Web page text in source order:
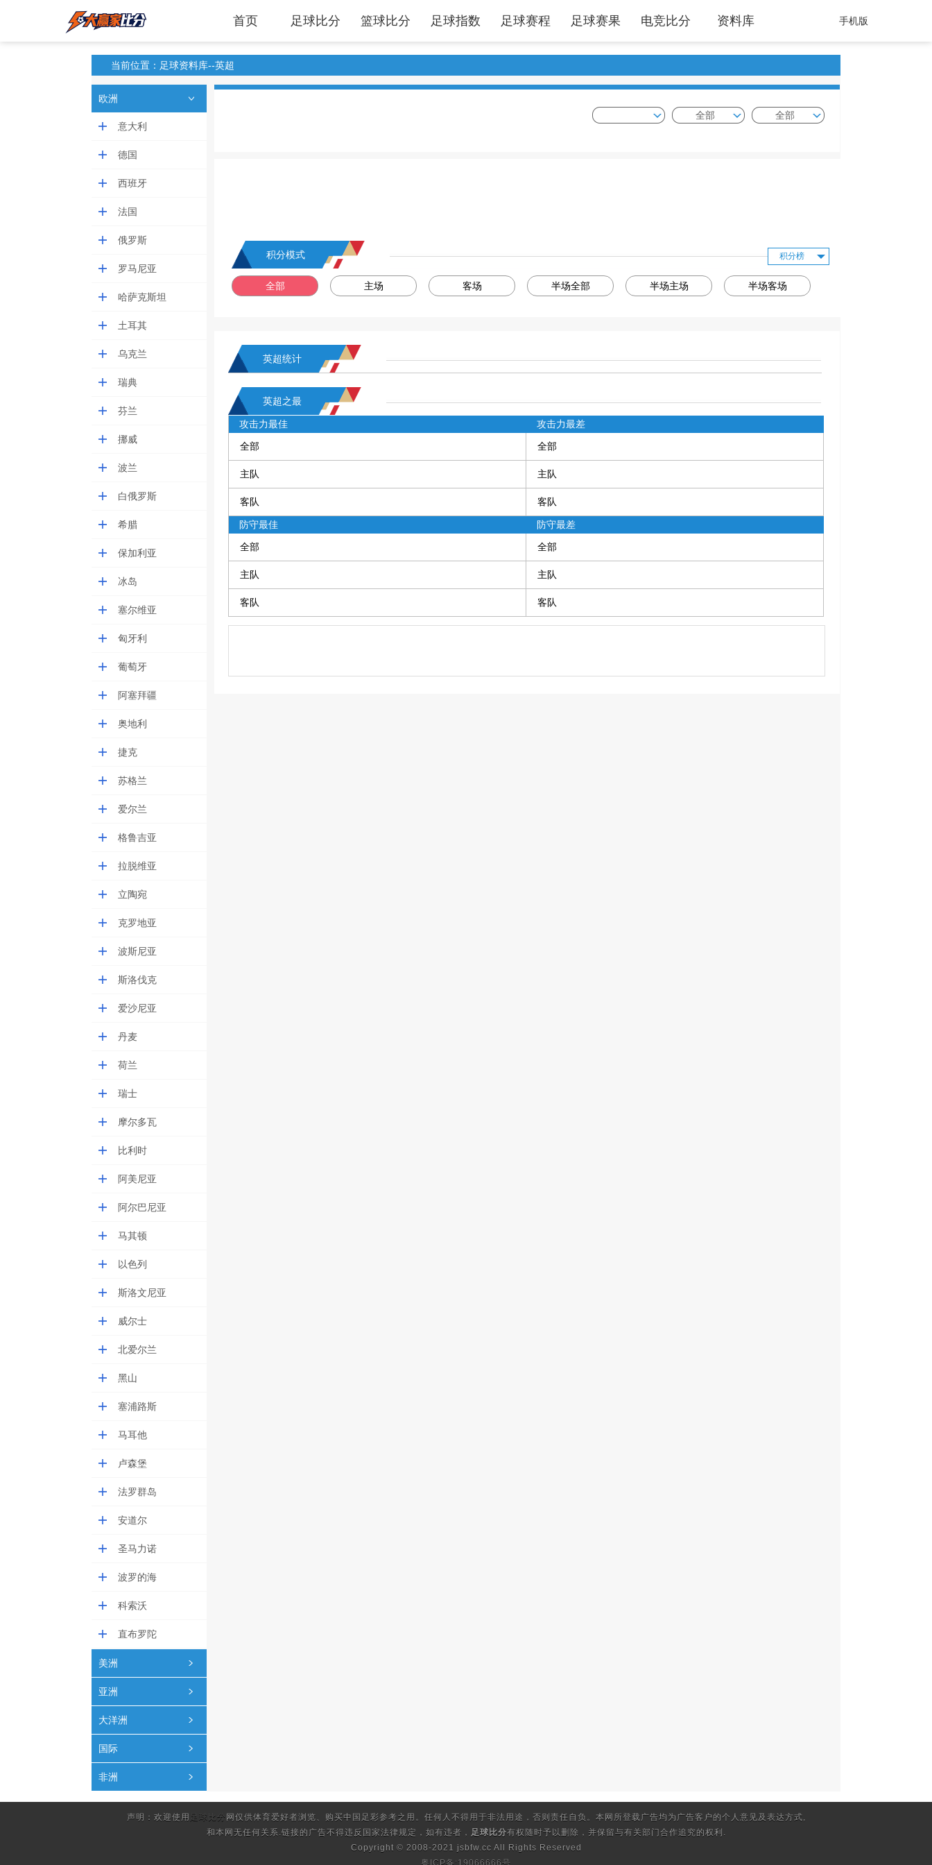
首页 足球比分 篮球比分 足球指数 足球赛程 足球赛果 电竞比分 资料库 手机版
当前位置：足球资料库--英超
欧洲
意大利
德国
西班牙
法国
俄罗斯
罗马尼亚
哈萨克斯坦
土耳其
乌克兰
瑞典
芬兰
挪威
波兰
白俄罗斯
希腊
保加利亚
冰岛
塞尔维亚
匈牙利
葡萄牙
阿塞拜疆
奥地利
捷克
苏格兰
爱尔兰
格鲁吉亚
拉脱维亚
立陶宛
克罗地亚
波斯尼亚
斯洛伐克
爱沙尼亚
丹麦
荷兰
瑞士
摩尔多瓦
比利时
阿美尼亚
阿尔巴尼亚
马其顿
以色列
斯洛文尼亚
威尔士
北爱尔兰
黑山
塞浦路斯
马耳他
卢森堡
法罗群岛
安道尔
圣马力诺
波罗的海
科索沃
直布罗陀
美洲
亚洲
大洋洲
国际
非洲
全部 全部
积分模式 积分榜
全部 主场 客场 半场全部 半场主场 半场客场
英超统计
英超之最
攻击力最佳
全部
主队
客队
攻击力最差
全部
主队
客队
防守最佳
全部
主队
客队
防守最差
全部
主队
客队
声明：欢迎使用 足球比分 网仅供体育爱好者浏览、购买中国足彩参考之用。任何人不得用于非法用途，否则责任自负。本网所登载广告均为广告客户的个人意见及表达方式,
和本网无任何关系.链接的广告不得违反国家法律规定，如有违者， 足球比分有权随时予以删除，并保留与有关部门合作追究的权利.
Copyright © 2008-2021 jsbfw.cc All Rights Reserved
粤ICP备:19066666号